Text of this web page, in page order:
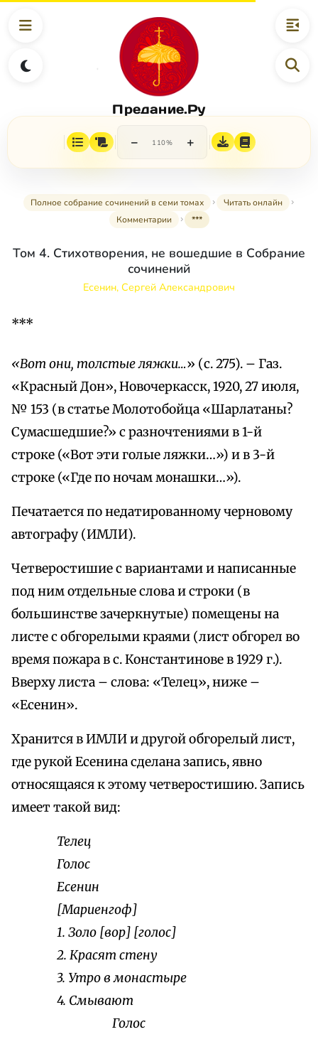
Предание.Ру
− 110% +
Полное собрание сочинений в семи томах
Читать онлайн
Комментарии
***
Том 4. Стихотворения, не вошедшие в Собрание
сочинений
Есенин, Сергей Александрович
***
«Вот они, толстые ляжки…» (с. 275). – Газ.
«Красный Дон», Новочеркасск, 1920, 27 июля,
№ 153 (в статье Молотобойца «Шарлатаны?
Сумасшедшие?» с разночтениями в 1-й
строке («Вот эти голые ляжки…») и в 3-й
строке («Где по ночам монашки…»).
Печатается по недатированному черновому
автографу (ИМЛИ).
Четверостишие с вариантами и написанные
под ним отдельные слова и строки (в
большинстве зачеркнутые) помещены на
листе с обгорелыми краями (лист обгорел во
время пожара в с. Константинове в 1929 г.).
Вверху листа – слова: «Телец», ниже –
«Есенин».
Хранится в ИМЛИ и другой обгорелый лист,
где рукой Есенина сделана запись, явно
относящаяся к этому четверостишию. Запись
имеет такой вид:
Телец
Голос
Есенин
[Мариенгоф]
1. Золо [вор] [голос]
2. Красят стену
3. Утро в монастыре
4. Смывают
Голос